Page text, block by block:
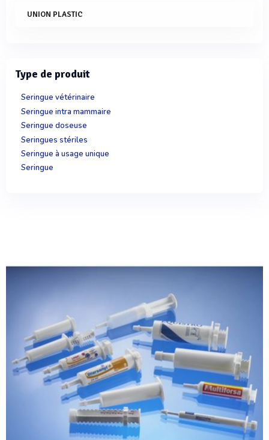
UNION PLASTIC
Type de produit
Seringue vétérinaire
Seringue intra mammaire
Seringue doseuse
Seringues stériles
Seringue à usage unique
Seringue